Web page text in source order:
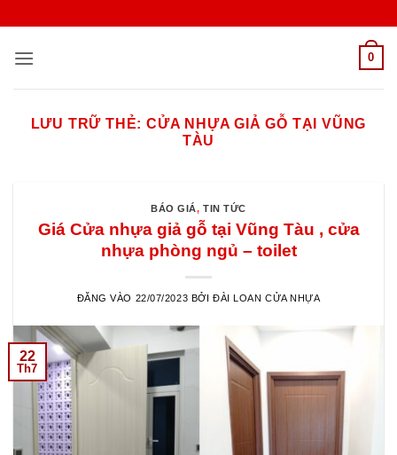
nội
0
LƯU TRỮ THẺ:CỬA NHỰA GIẢ GỖ TẠI VŨNG
TÀU
BÁO GIÁ,TIN TỨC
Giá Cửa nhựa giả gỗ tại Vũng Tàu , cửa
nhựa phòng ngủ – toilet
ĐĂNG VÀO 22/07/2023 BỞI ĐÀI LOAN CỬA NHỰA
22
Th7